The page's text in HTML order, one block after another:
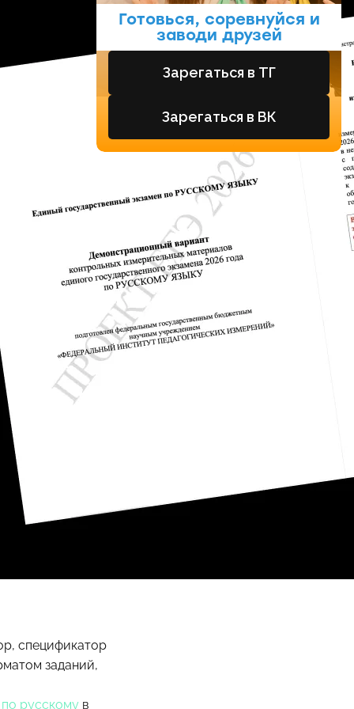
спецификатор
заданий,
по русскому в
Готовься, соревнуйся и
заводи друзей
Зарегаться в ТГ
Зарегаться в ВК